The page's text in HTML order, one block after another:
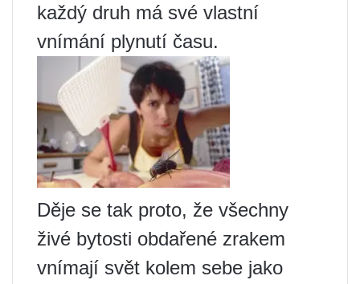
každý druh má své vlastní
vnímání plynutí času.
Děje se tak proto, že všechny
živé bytosti obdařené zrakem
vnímají svět kolem sebe jako